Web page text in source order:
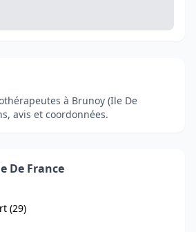
à Brunoy (Ile De
avis et coordonnées.
De France
(29)